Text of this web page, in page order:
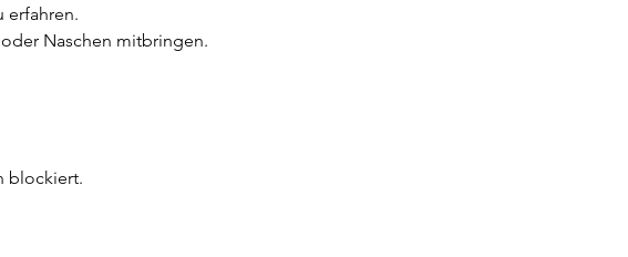
erfahren.
Naschen mitbringen.
blockiert.